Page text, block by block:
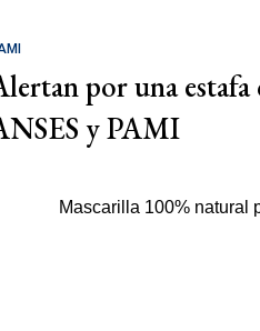
por una estafa
y PAMI